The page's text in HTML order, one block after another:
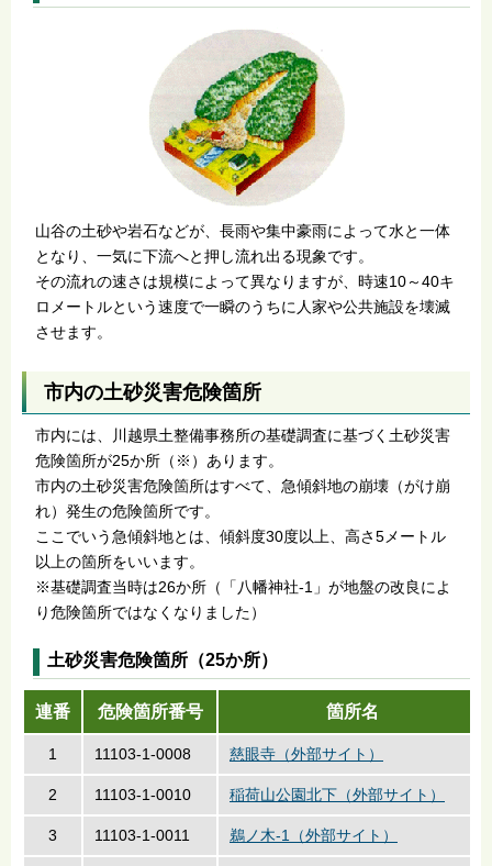
山谷の土砂や岩石などが、長雨や集中豪雨によって水と一体
となり、一気に下流へと押し流れ出る現象です。
その流れの速さは規模によって異なりますが、時速10～40キ
ロメートルという速度で一瞬のうちに人家や公共施設を壊滅
させます。
市内の土砂災害危険箇所
市内には、川越県土整備事務所の基礎調査に基づく土砂災害
危険箇所が25か所（※）あります。
市内の土砂災害危険箇所はすべて、急傾斜地の崩壊（がけ崩
れ）発生の危険箇所です。
ここでいう急傾斜地とは、傾斜度30度以上、高さ5メートル
以上の箇所をいいます。
※基礎調査当時は26か所（「八幡神社-1」が地盤の改良によ
り危険箇所ではなくなりました）
土砂災害危険箇所（25か所）
連番 危険箇所番号 箇所名
1 11103-1-0008 慈眼寺（外部サイト）
2 11103-1-0010 稲荷山公園北下（外部サイト）
3 11103-1-0011 鵜ノ木-1（外部サイト）